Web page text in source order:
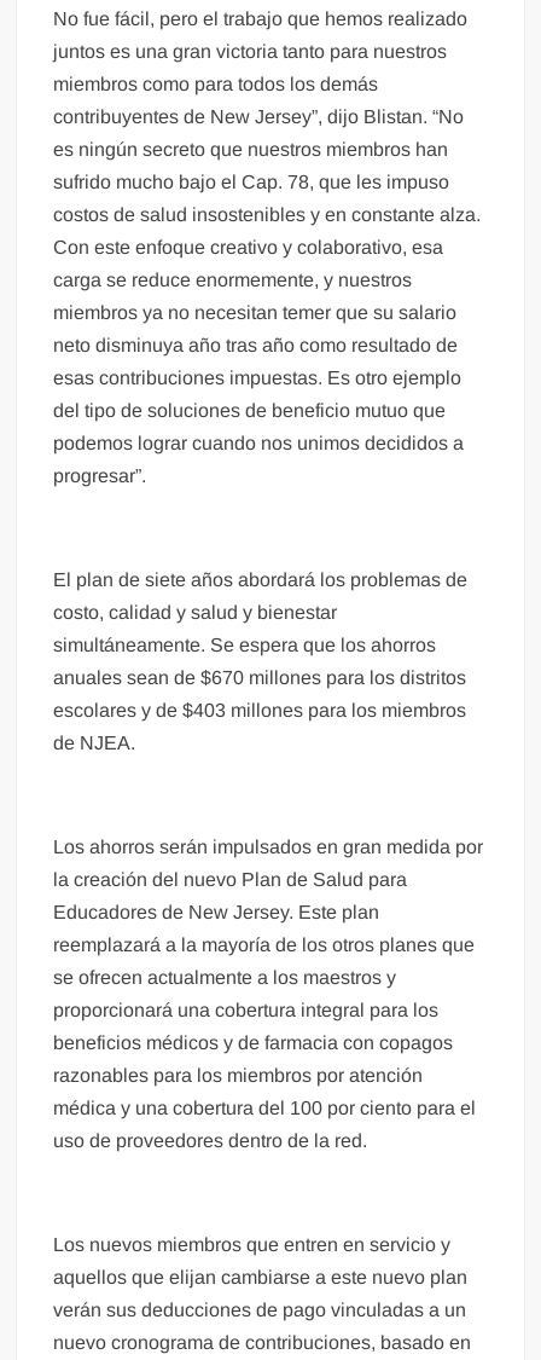
No fue fácil, pero el trabajo que hemos realizado
juntos es una gran victoria tanto para nuestros
miembros como para todos los demás
contribuyentes de New Jersey”, dijo Blistan. “No
es ningún secreto que nuestros miembros han
sufrido mucho bajo el Cap. 78, que les impuso
costos de salud insostenibles y en constante alza.
Con este enfoque creativo y colaborativo, esa
carga se reduce enormemente, y nuestros
miembros ya no necesitan temer que su salario
neto disminuya año tras año como resultado de
esas contribuciones impuestas. Es otro ejemplo
del tipo de soluciones de beneficio mutuo que
podemos lograr cuando nos unimos decididos a
progresar”.
El plan de siete años abordará los problemas de
costo, calidad y salud y bienestar
simultáneamente. Se espera que los ahorros
anuales sean de $670 millones para los distritos
escolares y de $403 millones para los miembros
de NJEA.
Los ahorros serán impulsados ​​en gran medida por
la creación del nuevo Plan de Salud para
Educadores de New Jersey. Este plan
reemplazará a la mayoría de los otros planes que
se ofrecen actualmente a los maestros y
proporcionará una cobertura integral para los
beneficios médicos y de farmacia con copagos
razonables para los miembros por atención
médica y una cobertura del 100 por ciento para el
uso de proveedores dentro de la red.
Los nuevos miembros que entren en servicio y
aquellos que elijan cambiarse a este nuevo plan
verán sus deducciones de pago vinculadas a un
nuevo cronograma de contribuciones, basado en